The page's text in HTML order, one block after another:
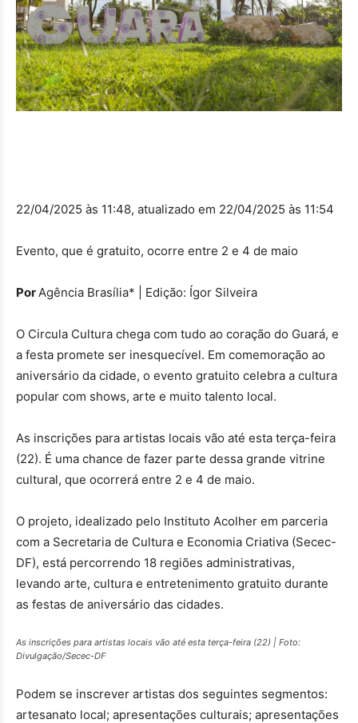
22/04/2025 às 11:48, atualizado em 22/04/2025 às 11:54
Evento, que é gratuito, ocorre entre 2 e 4 de maio
Por Agência Brasília* | Edição: Ígor Silveira
O Circula Cultura chega com tudo ao coração do Guará, e
a festa promete ser inesquecível. Em comemoração ao
aniversário da cidade, o evento gratuito celebra a cultura
popular com shows, arte e muito talento local.
As inscrições para artistas locais vão até esta terça-feira
(22). É uma chance de fazer parte dessa grande vitrine
cultural, que ocorrerá entre 2 e 4 de maio.
O projeto, idealizado pelo Instituto Acolher em parceria
com a Secretaria de Cultura e Economia Criativa (Secec-
DF), está percorrendo 18 regiões administrativas,
levando arte, cultura e entretenimento gratuito durante
as festas de aniversário das cidades.
As inscrições para artistas locais vão até esta terça-feira (22) | Foto:
Divulgação/Secec-DF
Podem se inscrever artistas dos seguintes segmentos:
artesanato local; apresentações culturais; apresentações